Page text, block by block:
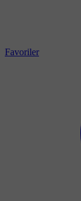
Favoriler